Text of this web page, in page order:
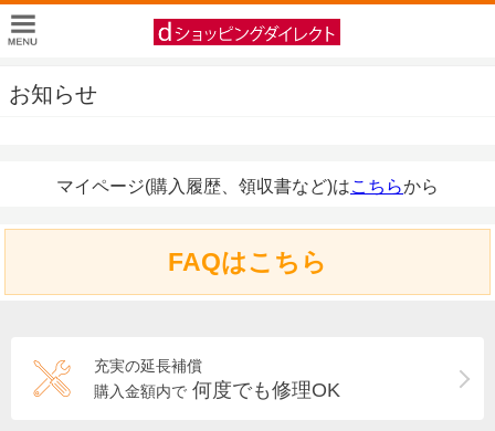
お知らせ
マイページ(購入履歴、領収書など)はこちらから
FAQはこちら
充実の延長補償
購入金額内で 何度でも修理OK